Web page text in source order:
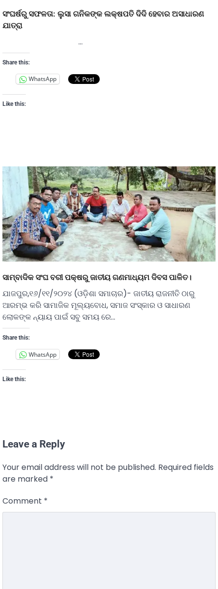
ସଂଘର୍ଷରୁ ସଫଳତା: ଲୁସା ଗନିକଙ୍କ ଲକ୍ଷପତି ଦିଦି ହେବାର ଅସାଧାରଣ
ଯାତ୍ରା
…
Share this:
WhatsApp
Like this:
ସାମ୍ବାଦିକ ସଂଘ ବରୀ ପକ୍ଷରୁ ଜାତୀୟ ଗଣମାଧ୍ୟମ ଦିବସ ପାଳିତ।
ଯାଜପୁର,୧୬/୧୧/୨୦୨୪ (ଓଡ଼ିଶା ସମାଚାର)- ଜାତୀୟ ରାଜନୀତି ଠାରୁ
ଆରମ୍ଭ କରି ସାମାଜିକ ମୂଲ୍ୟବୋଧ, ସମାଜ ସଂସ୍କାର ଓ ସାଧାରଣ
ଲୋକଙ୍କ ନ୍ୟାୟ ପାଇଁ ସବୁ ସମୟ ରେ…
Share this:
WhatsApp
Like this:
Leave a Reply
Your email address will not be published. Required fields
are marked *
Comment *